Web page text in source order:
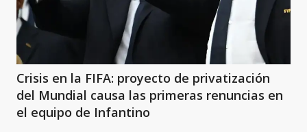
Crisis en la FIFA: proyecto de privatización
del Mundial causa las primeras renuncias en
el equipo de Infantino